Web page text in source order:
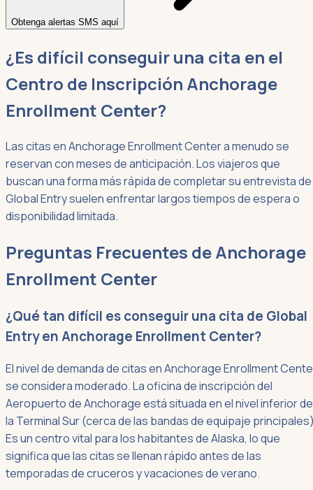
Obtenga alertas SMS aquí
¿Es difícil conseguir una cita en el
Centro de Inscripción Anchorage
Enrollment Center?
Las citas en Anchorage Enrollment Center a menudo se
reservan con meses de anticipación. Los viajeros que
buscan una forma más rápida de completar su entrevista de
Global Entry suelen enfrentar largos tiempos de espera o
disponibilidad limitada.
Preguntas Frecuentes de Anchorage
Enrollment Center
¿Qué tan difícil es conseguir una cita de Global
Entry en Anchorage Enrollment Center?
El nivel de demanda de citas en Anchorage Enrollment
se considera moderado. La oficina de inscripción del
Aeropuerto de Anchorage está situada en el nivel inferior de
la Terminal Sur (cerca de las bandas de equipaje
Es un centro vital para los habitantes de Alaska, lo que
significa que las citas se llenan rápido antes de las
temporadas de cruceros y vacaciones de verano.